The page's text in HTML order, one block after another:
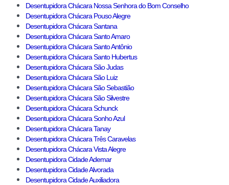
Desentupidora Chácara Nossa Senhora do Bom Conselho
Desentupidora Chácara Pouso Alegre
Desentupidora Chácara Santana
Desentupidora Chácara Santo Amaro
Desentupidora Chácara Santo Antônio
Desentupidora Chácara Santo Hubertus
Desentupidora Chácara São Judas
Desentupidora Chácara São Luiz
Desentupidora Chácara São Sebastião
Desentupidora Chácara São Silvestre
Desentupidora Chácara Schunck
Desentupidora Chácara Sonho Azul
Desentupidora Chácara Tanay
Desentupidora Chácara Três Caravelas
Desentupidora Chácara Vista Alegre
Desentupidora Cidade Ademar
Desentupidora Cidade Alvorada
Desentupidora Cidade Auxiliadora